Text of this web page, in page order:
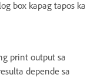
box kapag tapos ka
print output sa
depende sa